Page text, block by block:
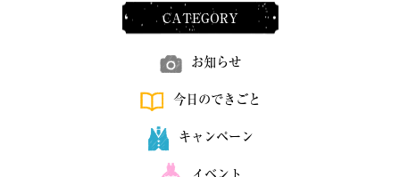
CATEGORY
お知らせ
今日のできごと
キャンペーン
イベント